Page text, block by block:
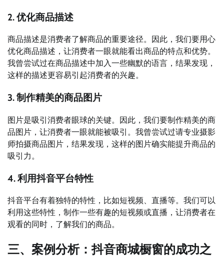
2. 优化商品描述
商品描述是消费者了解商品的重要途径。因此，我们要用心
优化商品描述，让消费者一眼就能看出商品的特点和优势。
我曾尝试过在商品描述中加入一些幽默的语言，结果发现，
这样的描述更容易引起消费者的兴趣。
3. 制作精美的商品图片
图片是吸引消费者眼球的关键。因此，我们要制作精美的商
品图片，让消费者一眼就能被吸引。我曾尝试过请专业摄影
师拍摄商品图片，结果发现，这样的图片确实能提升商品的
吸引力。
4. 利用抖音平台特性
抖音平台有着独特的特性，比如短视频、直播等。我们可以
利用这些特性，制作一些有趣的短视频或直播，让消费者在
观看的同时，了解我们的商品。
三、案例分析：抖音商城橱窗的成功之